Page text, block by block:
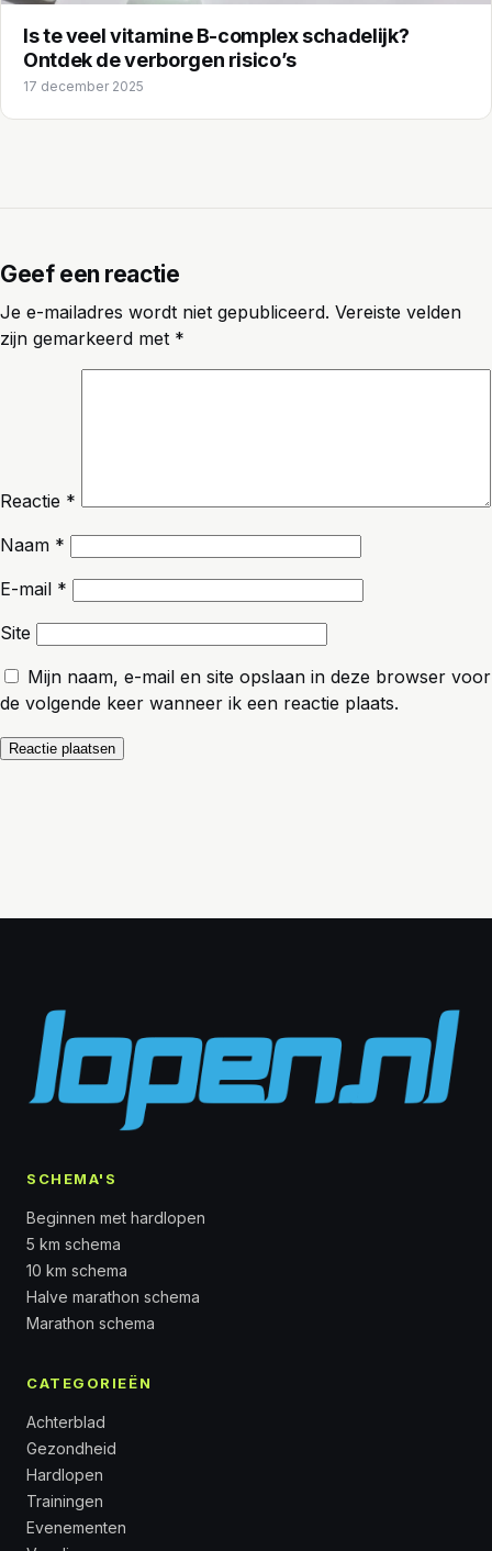
Is te veel vitamine B-complex schadelijk?
Ontdek de verborgen risico’s
17 december 2025
Geef een reactie
Je e-mailadres wordt niet gepubliceerd. Vereiste velden
zijn gemarkeerd met *
Reactie *
Naam *
E-mail *
Site
Mijn naam, e-mail en site opslaan in deze browser voor
de volgende keer wanneer ik een reactie plaats.
SCHEMA'S
Beginnen met hardlopen
5 km schema
10 km schema
Halve marathon schema
Marathon schema
CATEGORIEËN
Achterblad
Gezondheid
Hardlopen
Trainingen
Evenementen